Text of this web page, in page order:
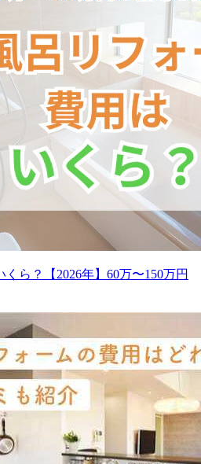
ら？【2026年】60万〜150万円